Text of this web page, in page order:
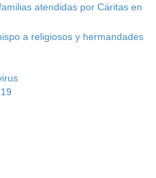
atendidas por Cáritas en
a religiosos y hermandades